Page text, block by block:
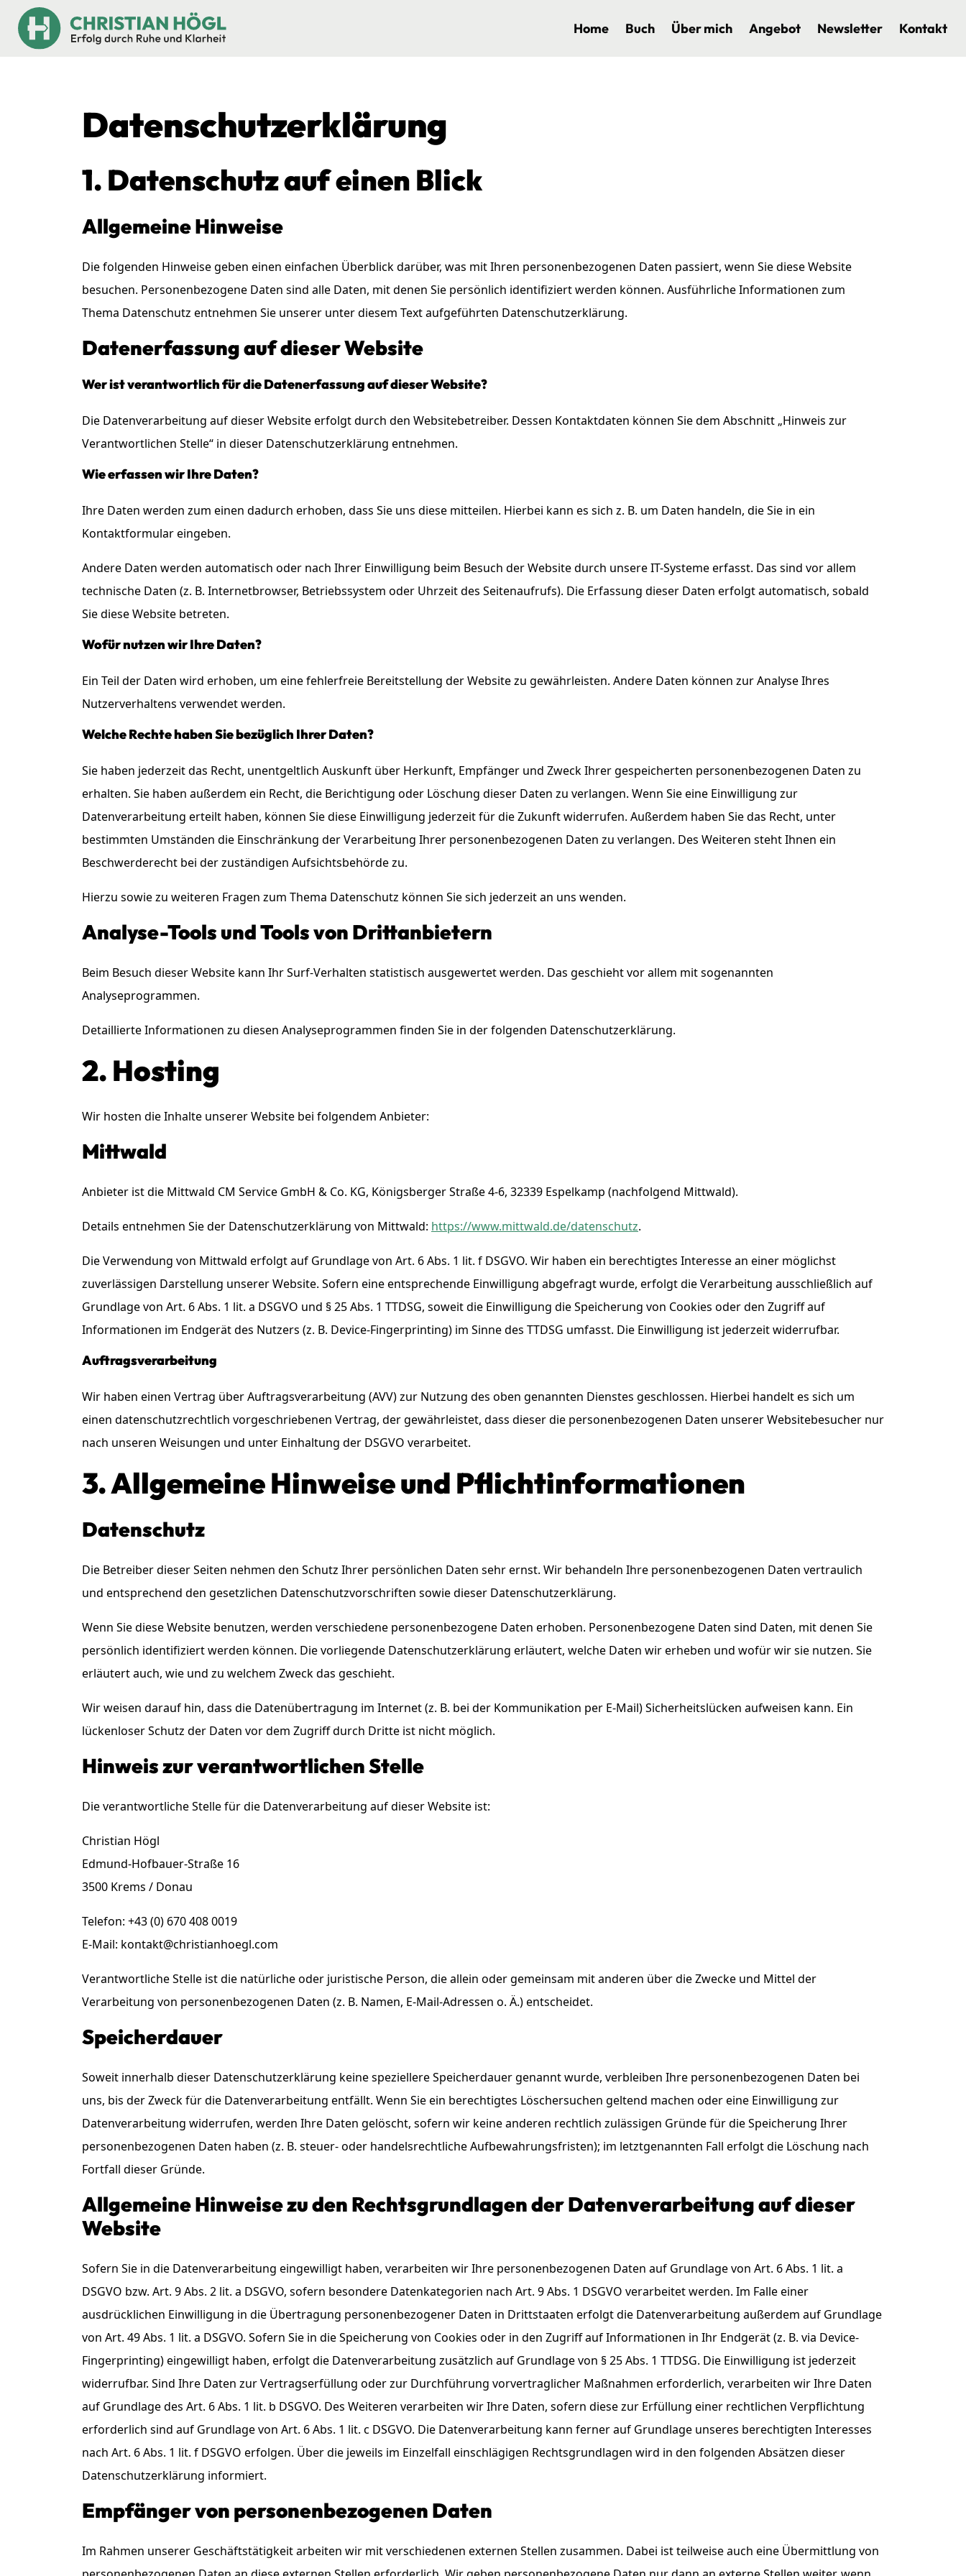
Home Buch Über mich Angebot Newsletter Kontakt
Datenschutz­erklärung
1. Datenschutz auf einen Blick
Allgemeine Hinweise
Die folgenden Hinweise geben einen einfachen Überblick darüber, was mit Ihren personenbezogenen Daten passiert, wenn Sie diese Website
besuchen. Personenbezogene Daten sind alle Daten, mit denen Sie persönlich identifiziert werden können. Ausführliche Informationen zum
Thema Datenschutz entnehmen Sie unserer unter diesem Text aufgeführten Datenschutzerklärung.
Datenerfassung auf dieser Website
Wer ist verantwortlich für die Datenerfassung auf dieser Website?
Die Datenverarbeitung auf dieser Website erfolgt durch den Websitebetreiber. Dessen Kontaktdaten können Sie dem Abschnitt „Hinweis zur
Verantwortlichen Stelle“ in dieser Datenschutzerklärung entnehmen.
Wie erfassen wir Ihre Daten?
Ihre Daten werden zum einen dadurch erhoben, dass Sie uns diese mitteilen. Hierbei kann es sich z. B. um Daten handeln, die Sie in ein
Kontaktformular eingeben.
Andere Daten werden automatisch oder nach Ihrer Einwilligung beim Besuch der Website durch unsere IT-Systeme erfasst. Das sind vor allem
technische Daten (z. B. Internetbrowser, Betriebssystem oder Uhrzeit des Seitenaufrufs). Die Erfassung dieser Daten erfolgt automatisch, sobald
Sie diese Website betreten.
Wofür nutzen wir Ihre Daten?
Ein Teil der Daten wird erhoben, um eine fehlerfreie Bereitstellung der Website zu gewährleisten. Andere Daten können zur Analyse Ihres
Nutzerverhaltens verwendet werden.
Welche Rechte haben Sie bezüglich Ihrer Daten?
Sie haben jederzeit das Recht, unentgeltlich Auskunft über Herkunft, Empfänger und Zweck Ihrer gespeicherten personenbezogenen Daten zu
erhalten. Sie haben außerdem ein Recht, die Berichtigung oder Löschung dieser Daten zu verlangen. Wenn Sie eine Einwilligung zur
Datenverarbeitung erteilt haben, können Sie diese Einwilligung jederzeit für die Zukunft widerrufen. Außerdem haben Sie das Recht, unter
bestimmten Umständen die Einschränkung der Verarbeitung Ihrer personenbezogenen Daten zu verlangen. Des Weiteren steht Ihnen ein
Beschwerderecht bei der zuständigen Aufsichtsbehörde zu.
Hierzu sowie zu weiteren Fragen zum Thema Datenschutz können Sie sich jederzeit an uns wenden.
Analyse-Tools und Tools von Dritt­anbietern
Beim Besuch dieser Website kann Ihr Surf-Verhalten statistisch ausgewertet werden. Das geschieht vor allem mit sogenannten
Analyseprogrammen.
Detaillierte Informationen zu diesen Analyseprogrammen finden Sie in der folgenden Datenschutzerklärung.
2. Hosting
Wir hosten die Inhalte unserer Website bei folgendem Anbieter:
Mittwald
Anbieter ist die Mittwald CM Service GmbH & Co. KG, Königsberger Straße 4-6, 32339 Espelkamp (nachfolgend Mittwald).
Details entnehmen Sie der Datenschutzerklärung von Mittwald: https://www.mittwald.de/datenschutz.
Die Verwendung von Mittwald erfolgt auf Grundlage von Art. 6 Abs. 1 lit. f DSGVO. Wir haben ein berechtigtes Interesse an einer möglichst
zuverlässigen Darstellung unserer Website. Sofern eine entsprechende Einwilligung abgefragt wurde, erfolgt die Verarbeitung ausschließlich auf
Grundlage von Art. 6 Abs. 1 lit. a DSGVO und § 25 Abs. 1 TTDSG, soweit die Einwilligung die Speicherung von Cookies oder den Zugriff auf
Informationen im Endgerät des Nutzers (z. B. Device-Fingerprinting) im Sinne des TTDSG umfasst. Die Einwilligung ist jederzeit widerrufbar.
Auftragsverarbeitung
Wir haben einen Vertrag über Auftragsverarbeitung (AVV) zur Nutzung des oben genannten Dienstes geschlossen. Hierbei handelt es sich um
einen datenschutzrechtlich vorgeschriebenen Vertrag, der gewährleistet, dass dieser die personenbezogenen Daten unserer Websitebesucher nur
nach unseren Weisungen und unter Einhaltung der DSGVO verarbeitet.
3. Allgemeine Hinweise und Pflicht­informationen
Datenschutz
Die Betreiber dieser Seiten nehmen den Schutz Ihrer persönlichen Daten sehr ernst. Wir behandeln Ihre personenbezogenen Daten vertraulich
und entsprechend den gesetzlichen Datenschutzvorschriften sowie dieser Datenschutzerklärung.
Wenn Sie diese Website benutzen, werden verschiedene personenbezogene Daten erhoben. Personenbezogene Daten sind Daten, mit denen Sie
persönlich identifiziert werden können. Die vorliegende Datenschutzerklärung erläutert, welche Daten wir erheben und wofür wir sie nutzen. Sie
erläutert auch, wie und zu welchem Zweck das geschieht.
Wir weisen darauf hin, dass die Datenübertragung im Internet (z. B. bei der Kommunikation per E-Mail) Sicherheitslücken aufweisen kann. Ein
lückenloser Schutz der Daten vor dem Zugriff durch Dritte ist nicht möglich.
Hinweis zur verantwortlichen Stelle
Die verantwortliche Stelle für die Datenverarbeitung auf dieser Website ist:
Christian Högl
Edmund-Hofbauer-Straße 16
3500 Krems / Donau
Telefon: +43 (0) 670 408 0019
E-Mail: kontakt@christianhoegl.com
Verantwortliche Stelle ist die natürliche oder juristische Person, die allein oder gemeinsam mit anderen über die Zwecke und Mittel der
Verarbeitung von personenbezogenen Daten (z. B. Namen, E-Mail-Adressen o. Ä.) entscheidet.
Speicherdauer
Soweit innerhalb dieser Datenschutzerklärung keine speziellere Speicherdauer genannt wurde, verbleiben Ihre personenbezogenen Daten bei
uns, bis der Zweck für die Datenverarbeitung entfällt. Wenn Sie ein berechtigtes Löschersuchen geltend machen oder eine Einwilligung zur
Datenverarbeitung widerrufen, werden Ihre Daten gelöscht, sofern wir keine anderen rechtlich zulässigen Gründe für die Speicherung Ihrer
personenbezogenen Daten haben (z. B. steuer- oder handelsrechtliche Aufbewahrungsfristen); im letztgenannten Fall erfolgt die Löschung nach
Fortfall dieser Gründe.
Allgemeine Hinweise zu den Rechtsgrundlagen der Datenverarbeitung auf dieser
Website
Sofern Sie in die Datenverarbeitung eingewilligt haben, verarbeiten wir Ihre personenbezogenen Daten auf Grundlage von Art. 6 Abs. 1 lit. a
DSGVO bzw. Art. 9 Abs. 2 lit. a DSGVO, sofern besondere Datenkategorien nach Art. 9 Abs. 1 DSGVO verarbeitet werden. Im Falle einer
ausdrücklichen Einwilligung in die Übertragung personenbezogener Daten in Drittstaaten erfolgt die Datenverarbeitung außerdem auf Grundlage
von Art. 49 Abs. 1 lit. a DSGVO. Sofern Sie in die Speicherung von Cookies oder in den Zugriff auf Informationen in Ihr Endgerät (z. B. via Device-
Fingerprinting) eingewilligt haben, erfolgt die Datenverarbeitung zusätzlich auf Grundlage von § 25 Abs. 1 TTDSG. Die Einwilligung ist jederzeit
widerrufbar. Sind Ihre Daten zur Vertragserfüllung oder zur Durchführung vorvertraglicher Maßnahmen erforderlich, verarbeiten wir Ihre Daten
auf Grundlage des Art. 6 Abs. 1 lit. b DSGVO. Des Weiteren verarbeiten wir Ihre Daten, sofern diese zur Erfüllung einer rechtlichen Verpflichtung
erforderlich sind auf Grundlage von Art. 6 Abs. 1 lit. c DSGVO. Die Datenverarbeitung kann ferner auf Grundlage unseres berechtigten Interesses
nach Art. 6 Abs. 1 lit. f DSGVO erfolgen. Über die jeweils im Einzelfall einschlägigen Rechtsgrundlagen wird in den folgenden Absätzen dieser
Datenschutzerklärung informiert.
Empfänger von personenbezogenen Daten
Im Rahmen unserer Geschäftstätigkeit arbeiten wir mit verschiedenen externen Stellen zusammen. Dabei ist teilweise auch eine Übermittlung von